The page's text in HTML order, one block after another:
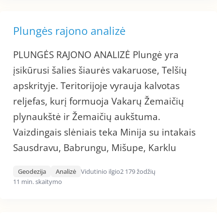
Plungės rajono analizė
PLUNGĖS RAJONO ANALIZĖ Plungė yra
įsikūrusi šalies šiaurės vakaruose, Telšių
apskrityje. Teritorijoje vyrauja kalvotas
reljefas, kurį formuoja Vakarų Žemaičių
plynaukštė ir Žemaičių aukštuma.
Vaizdingais slėniais teka Minija su intakais
Sausdravu, Babrungu, Mišupe, Karklu
Geodezija Analizė Vidutinio ilgio2 179 žodžių
11 min. skaitymo